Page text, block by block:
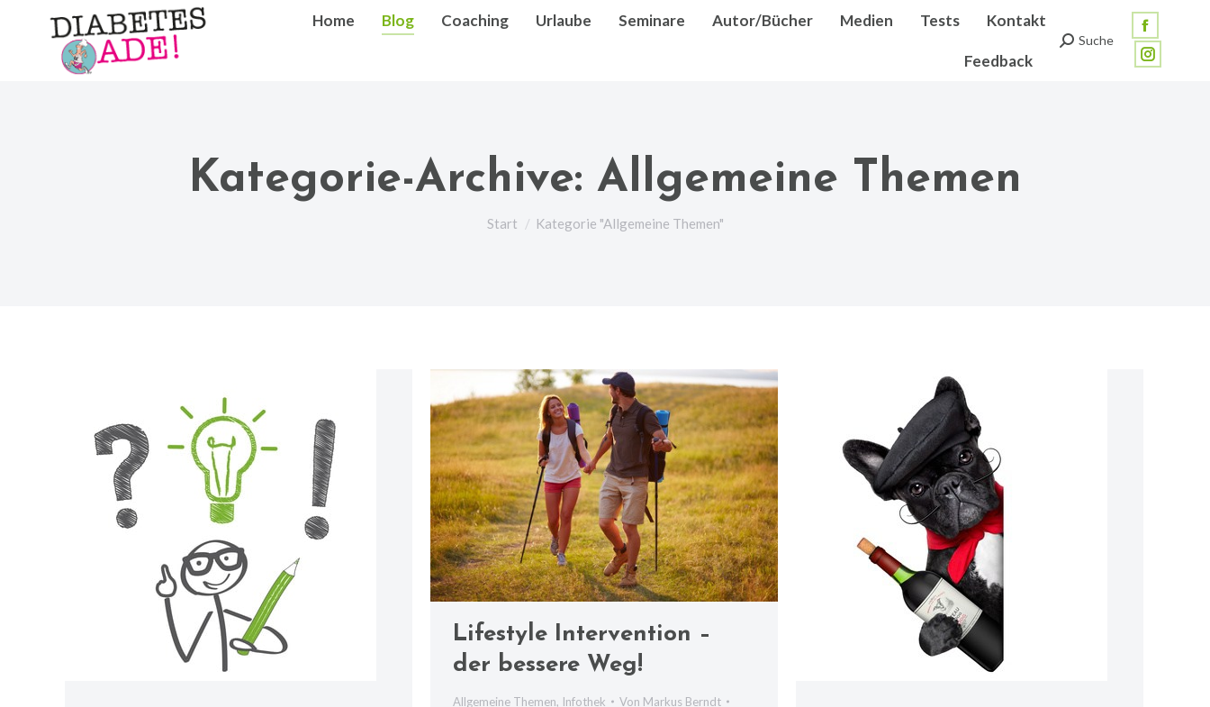
Home Blog Coaching Urlaube Seminare Autor/Bücher Medien Tests Kontakt
Feedback
Search:
Suche
Facebook
page
Kategorie-Archive: Allgemeine Themen
Sie befinden sich hier:
Start Kategorie "Allgemeine Themen"
Lifestyle Intervention –
der bessere Weg!
Allgemeine Themen, Infothek Von Markus Berndt